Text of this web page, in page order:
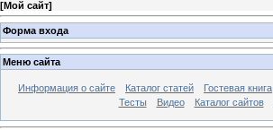
[Мой сайт]
Форма входа
Меню сайта
Информация о сайте Каталог статей Гостевая книга
Тесты
Видео Каталог сайтов